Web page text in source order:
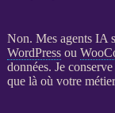
Non. Mes agents IA
WordPressou
données. Je
que là où votre